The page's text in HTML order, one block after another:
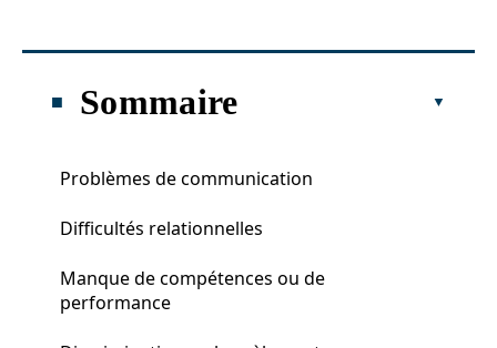
Sommaire
Problèmes de communication
Difficultés relationnelles
Manque de compétences ou de
performance